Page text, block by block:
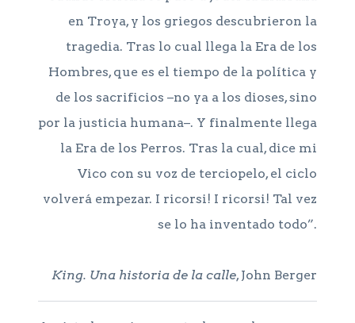
en Troya, y los griegos descubrieron la
tragedia. Tras lo cual llega la Era de los
Hombres, que es el tiempo de la política y
de los sacrificios −no ya a los dioses, sino
por la justicia humana−. Y finalmente llega
la Era de los Perros. Tras la cual, dice mi
Vico con su voz de terciopelo, el ciclo
volverá empezar. I ricorsi! I ricorsi! Tal vez
se lo ha inventado todo”.
King. Una historia de la calle, John Berger